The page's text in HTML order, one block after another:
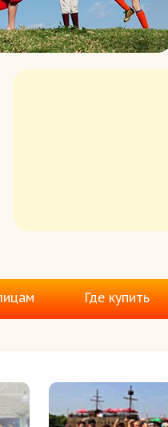
Где купить